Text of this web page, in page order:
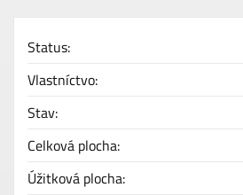
Status:
Vlastníctvo:
Stav:
Celková plocha:
Úžitková plocha: